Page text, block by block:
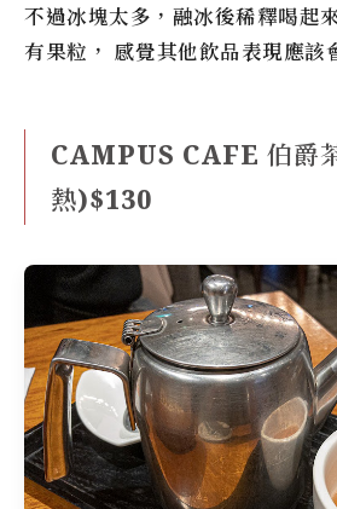
不過冰塊太多，融冰後稀釋喝起
有果粒， 感覺其他飲品表現應該
CAMPUS CAFE 伯爵
熱)$130